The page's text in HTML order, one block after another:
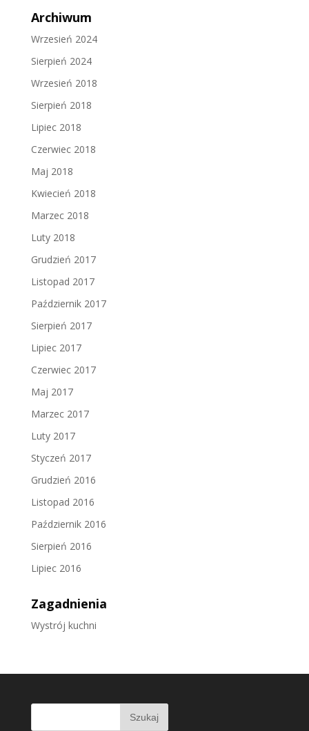
Archiwum
Wrzesień 2024
Sierpień 2024
Wrzesień 2018
Sierpień 2018
Lipiec 2018
Czerwiec 2018
Maj 2018
Kwiecień 2018
Marzec 2018
Luty 2018
Grudzień 2017
Listopad 2017
Październik 2017
Sierpień 2017
Lipiec 2017
Czerwiec 2017
Maj 2017
Marzec 2017
Luty 2017
Styczeń 2017
Grudzień 2016
Listopad 2016
Październik 2016
Sierpień 2016
Lipiec 2016
Zagadnienia
Wystrój kuchni